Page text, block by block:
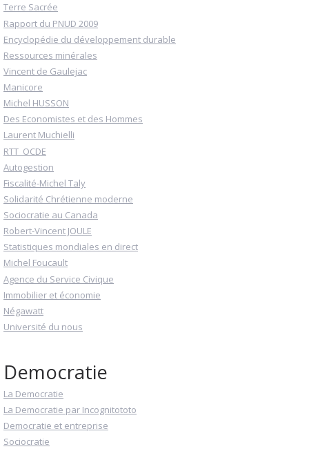
Terre Sacrée
Rapport du PNUD 2009
Encyclopédie du développement durable
Ressources minérales
Vincent de Gaulejac
Manicore
Michel HUSSON
Des Economistes et des Hommes
Laurent Muchielli
RTT_OCDE
Autogestion
Fiscalité-Michel Taly
Solidarité Chrétienne moderne
Sociocratie au Canada
Robert-Vincent JOULE
Statistiques mondiales en direct
Michel Foucault
Agence du Service Civique
Immobilier et économie
Négawatt
Université du nous
Democratie
La Democratie
La Democratie par Incognitototo
Democratie et entreprise
Sociocratie